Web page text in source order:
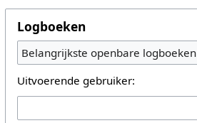
Logboeken
Belangrijkste openbare logboeken
Uitvoerende gebruiker: